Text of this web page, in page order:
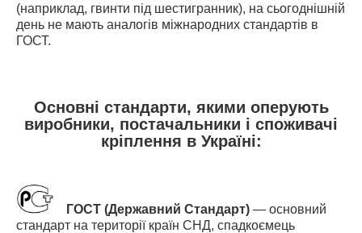
(наприклад, гвинти під шестигранник), на сьогоднішній
день не мають аналогів міжнародних стандартів в
ГОСТ.
Основні стандарти, якими оперують
виробники, постачальники і споживачі
кріплення в Україні:
ГОСТ (Державний Стандарт) — основний
стандарт на території країн СНД, спадкоємець